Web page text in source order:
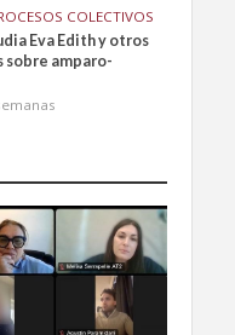
COLECTIVOS
Eva Edith y otros
sobre amparo-